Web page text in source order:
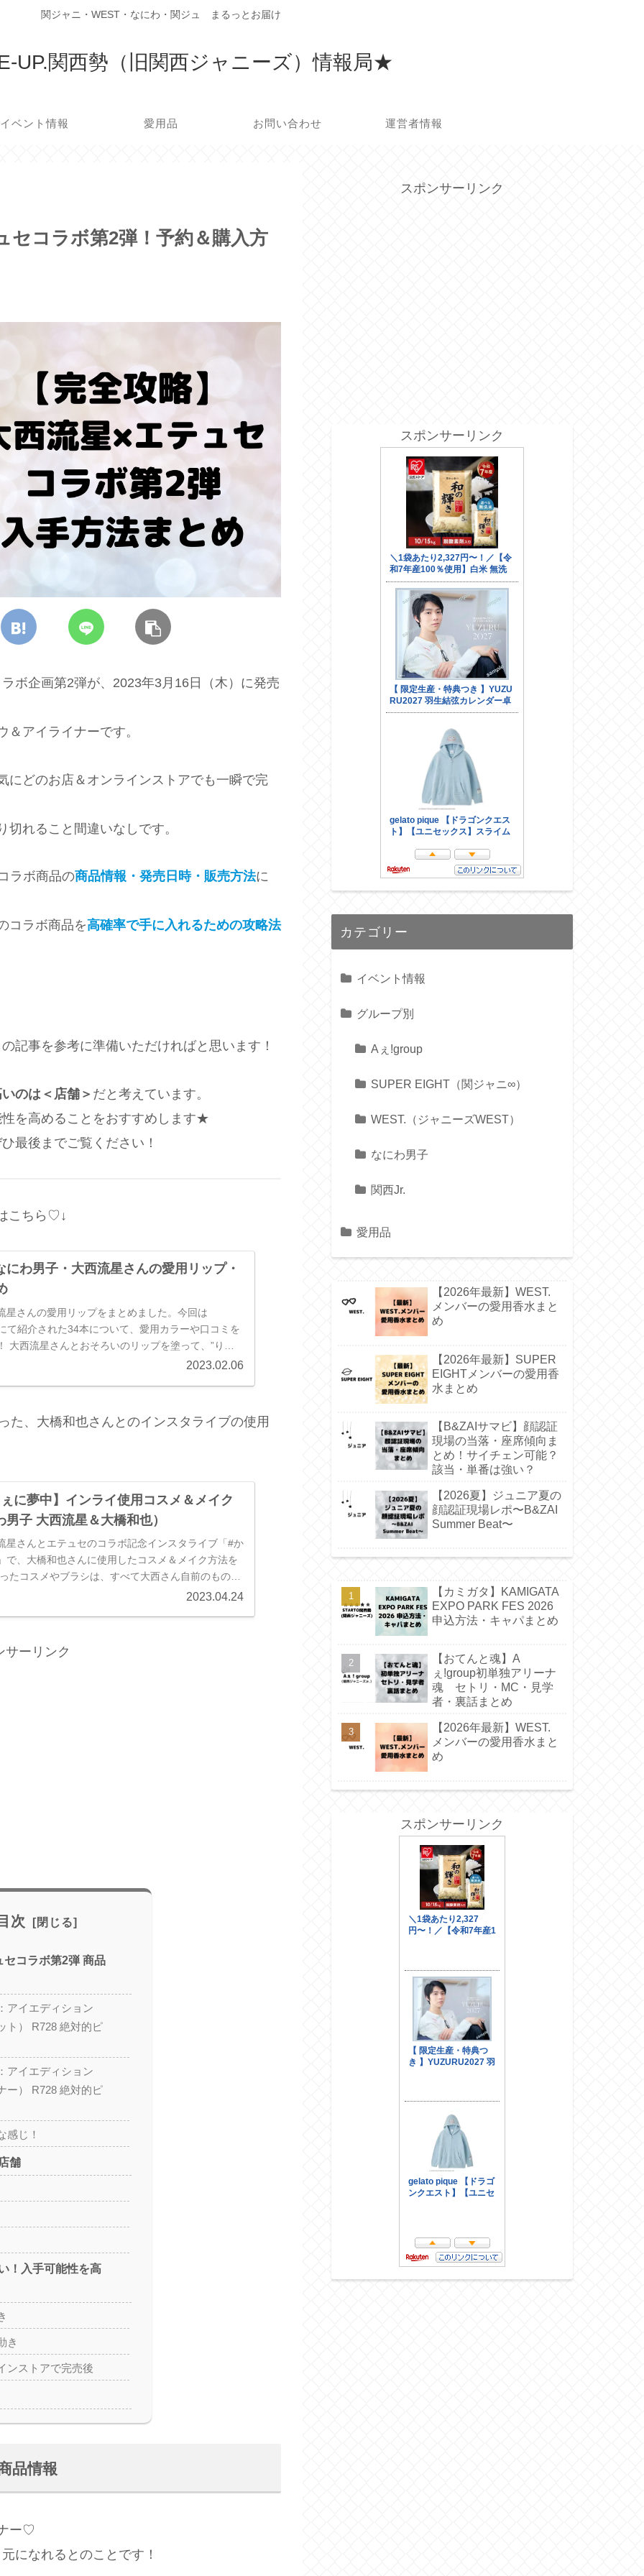
関ジャニ・WEST・なにわ・関ジュ まるっとお届け
UP.関西勢（旧関西ジャニーズ）情報局★
イベント情報 愛用品 お問い合わせ 運営者情報
セコラボ第2弾！予約＆購入方
ボ企画第2弾が、2023年3月16日（木）に発売
アイライナーです。
にどのお店＆オンラインストアでも一瞬で完
れること間違いなしです。
ラボ商品の商品情報・発売日時・販売方法に
コラボ商品を高確率で手に入れるための攻略法
記事を参考に準備いただければと思います！
のは＜店舗＞ だと考えています。
を高めることをおすすめします★
最後までご覧ください！
こちら♡↓
にわ男子・大西流星さんの愛用リップ・
星さんの愛用リップをまとめました。今回は
て紹介された34本について、愛用カラーや口コミを
大西流星さんとおそろいのリップを塗って、”りゅ
2023.02.06
た、大橋和也さんとのインスタライブの使用
に夢中】インライ使用コスメ＆メイク
子 大西流星＆大橋和也）
星さんとエテュセのコラボ記念インスタライブ「#か
で、大橋和也さんに使用したコスメ＆メイク方法を
たコスメやブラシは、すべて大西さん自前のもの。
2023.04.24
サーリンク
次
セコラボ第2弾 商品
アイエディション
ト） R728 絶対的ピ
アイエディション
ー） R728 絶対的ピ
感じ！
舗
！入手可能性を高
き
ンストアで完売後
品情報
ー♡
になれるとのことです！
スポンサーリンク
スポンサーリンク
カテゴリー
イベント情報
グループ別
Aぇ!group
SUPER EIGHT（関ジャニ∞）
WEST.（ジャニーズWEST）
なにわ男子
関西Jr.
愛用品
【2026年最新】WEST.
メンバーの愛用香水まと
め
【2026年最新】SUPER
EIGHTメンバーの愛用香
水まとめ
【B&ZAIサマビ】顔認証
現場の当落・座席傾向ま
とめ！サイチェン可能？
該当・単番は強い？
【2026夏】ジュニア夏の
顔認証現場レポ〜B&ZAI
Summer Beat〜
【カミガタ】KAMIGATA
EXPO PARK FES 2026
申込方法・キャパまとめ
【おてんと魂】A
ぇ!group初単独アリーナ
魂 セトリ・MC・見学
者・裏話まとめ
【2026年最新】WEST.
メンバーの愛用香水まと
め
スポンサーリンク